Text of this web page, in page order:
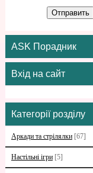
Отправить
ASK Порадник
Вхід на сайт
Категорії розділу
Аркади та стрілялки [67]
Настільні ігри [5]